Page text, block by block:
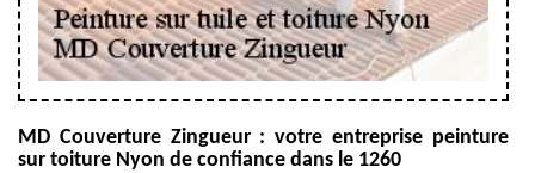
MD Couverture Zingueur : votre entreprise peinture
sur toiture Nyon de confiance dans le 1260